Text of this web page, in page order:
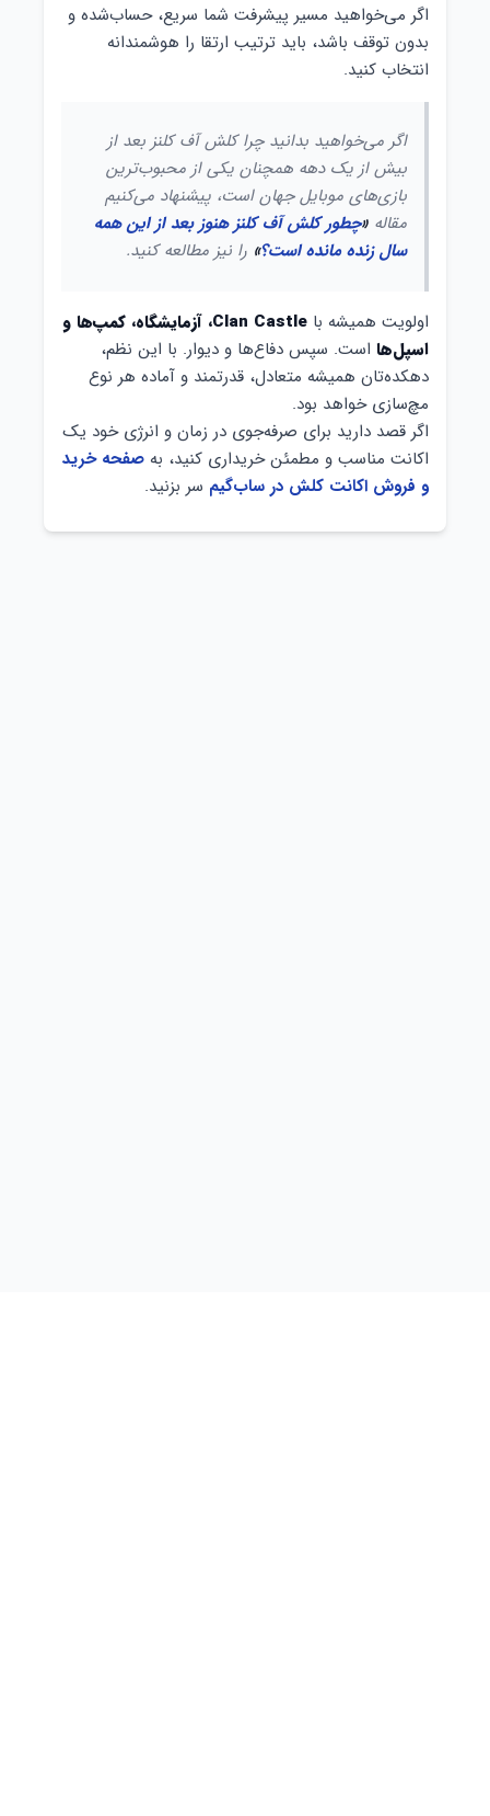
اگر می‌خواهید مسیر پیشرفت شما سریع، حساب‌شده و
بدون توقف باشد، باید ترتیب ارتقا را هوشمندانه
انتخاب کنید.
اگر می‌خواهید بدانید چرا کلش آف کلنز بعد از
بیش از یک دهه همچنان یکی از محبوب‌ترین
بازی‌های موبایل جهان است، پیشنهاد می‌کنیم
مقاله «چطور کلش آف کلنز هنوز بعد از این همه
سال زنده مانده است؟» را نیز مطالعه کنید.
اولویت همیشه با
Clan Castle، آزمایشگاه، کمپ‌ها و
اسپل‌ها است. سپس دفاع‌ها و دیوار. با این نظم،
دهکده‌تان همیشه متعادل، قدرتمند و آماده هر نوع
مچ‌سازی خواهد بود.
اگر قصد دارید برای صرفه‌جوی در زمان و انرژی خود یک
اکانت مناسب و مطمئن خریداری کنید، به صفحه خرید
و فروش اکانت کلش در ساب‌گیم سر بزنید.